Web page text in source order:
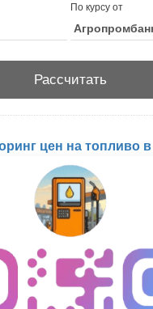
По курсу от
цен на топливо